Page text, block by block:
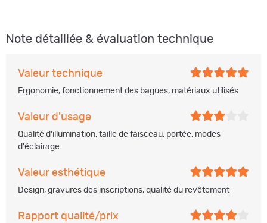
Note détaillée & évaluation technique
Valeur technique
Ergonomie, fonctionnement des bagues, matériaux utilisés
Valeur d'usage
Qualité d'illumination, taille de faisceau, portée, modes
d'éclairage
Valeur esthétique
Design, gravures des inscriptions, qualité du revêtement
Rapport qualité/prix